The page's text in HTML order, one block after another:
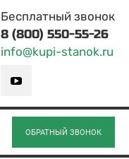
Бесплатный звонок
8 (800) 550-55-26
info@kupi-stanok.ru
ОБРАТНЫЙ ЗВОНОК